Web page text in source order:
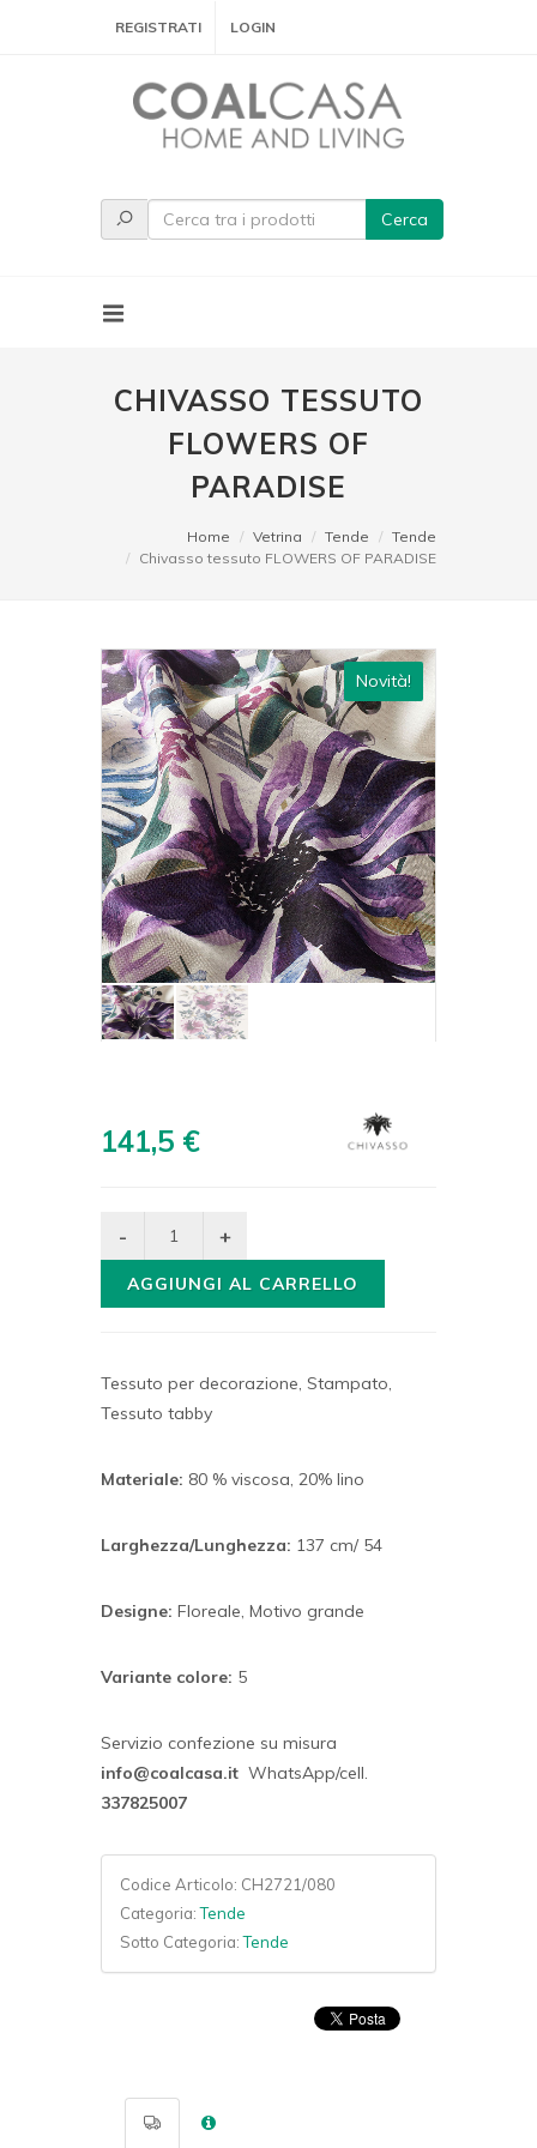
REGISTRATI LOGIN
Cerca
CHIVASSO TESSUTO
FLOWERS OF
PARADISE
Home Vetrina Tende
Tende
Chivasso tessuto FLOWERS OF PARADISE
Novità!
141,5 €
AGGIUNGI AL CARRELLO
Tessuto per decorazione, Stampato,
Tessuto tabby
Materiale: 80 % viscosa, 20% lino
Larghezza/Lunghezza: 137 cm/ 54
Designe: Floreale, Motivo grande
Variante colore: 5
Servizio confezione su misura
info@coalcasa.it WhatsApp/cell.
337825007
Codice Articolo: CH2721/080
Categoria:Tende
Sotto Categoria:Tende